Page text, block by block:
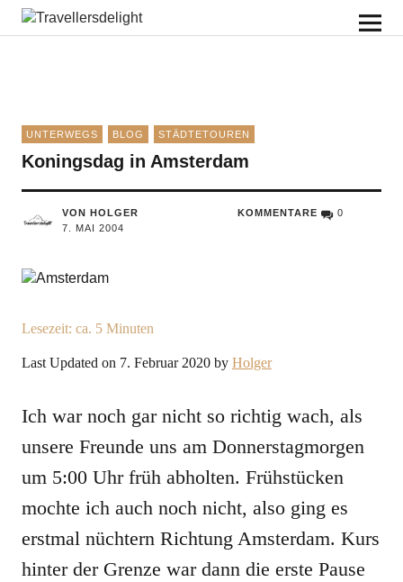
Travellersdelight
UNTERWEGS BLOG STÄDTETOUREN
Koningsdag in Amsterdam
VON HOLGER
7. MAI 2004
KOMMENTARE 0
Lesezeit: ca. 5 Minuten
Last Updated on 7. Februar 2020 by Holger
Ich war noch gar nicht so richtig wach, als
unsere Freunde uns am Donnerstagmorgen
um 5:00 Uhr früh abholten. Frühstücken
mochte ich auch noch nicht, also ging es
erstmal nüchtern Richtung Amsterdam. Kurs
hinter der Grenze war dann die erste Pause